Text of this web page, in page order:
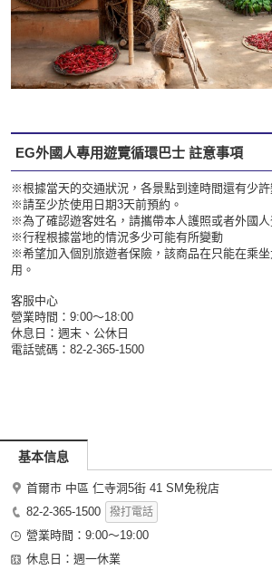
EG外國人專用遊覽循環巴士 註意事項
※根據當天的交通狀況，各景點到達時間還有少許
※請至少於使用日期3天前預約。
※為了確認遊客姓名，請攜帶本人護照或者外國人
※行程根據當地的情況多少可能有所變動
※希望加入個別旅遊者保險，該商品在只能在乘
用。
客服中心
營業時間：9:00～18:00
休息日：週末、公休日
電話號碼：82-2-365-1500
基本信息
首爾市 中區 仁寺洞5街 41 SM免稅店
82-2-365-1500
撥打電話
營業時間：9:00～19:00
休息日：週一休業